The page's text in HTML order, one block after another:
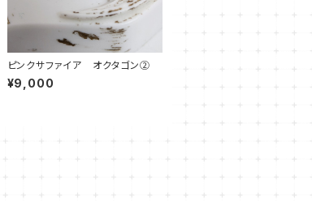
ピンクサファイア オクタゴン②
¥9,000